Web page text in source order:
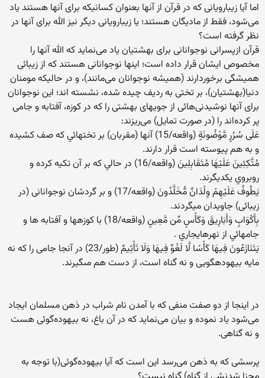
اما آیا زیبارویانی که در قرآن از آنها بعنوان کسانیکه برای آنها هستند یاد
می‌شود، فقط از مادیگان هستند؛ یا زیبارویانی دیگر نیز الله برای آنها در
نظر گرفته است؟
قرآن ازپسرانی نوجوانانی برای بهشتیان یاد می‌نماید که الله آنها را
مخصوص ایشان قرار داده است؛ اینها نوجوانانی هستند که از زیبائی
همیشگی برخوردارند (همیشه نوجوانان می‌مانند)، و در حالیکه مومنان
دنیا(بهشتیان)، بر تختی به ردیف چیده شده، نشسته اند؛ این نوجوانان
برای آنها نوشیدنی‌هائی از جویهای بهشتی را که در کوزه، آفتابه و جامی
پر کرده‌اند را (در صورت تمایل) می‌ریزند:
عَلَى سُرُرٍ مَّوْضُونَةٍ (واقعه/15) آنها (مقربان) بر تختهائي كه صف كشيده
و به هم پيوسته است قرار دارند.
مُتَّكِئِينَ عَلَيْهَا مُتَقَابِلِينَ (واقعه/16) در حالي كه بر آن تكيه كرده و
روبروي يكديگرند.
يَطُوفُ عَلَيْهِمْ وِلْدَانٌ مُّخَلَّدُونَ (واقعه/17) و بر گردشان نوجوانانی (در
زیبائی) جاویدان میگردند.
بِأَكْوَابٍ وَأَبَارِيقَ وَكَأْسٍ مِّن مَّعِينٍ (واقعه/18) با كوزه‏ها و آفتابه ها و
جامهائي از نهرهايجاري .
يَتَنَازَعُونَ فِيهَا كَأْسًا لَّا لَغْوٌ فِيهَا وَلَا تَأْثِيمٌ (طور/23) در آنجا جامى را كه نه
مايه بيهوده‏گويى و نه گناه است، از دست هم مى‏گيرند.
در اینجا از دو صفت منفی که با آمدن نام شراب در ذهن مسلمان ایجاد
می‌شود یاد نموده و بیان می‌نماید که در آن باغ، نه بیهوده‌گوئی هست
و نه گناهی.
پرسشی که به ذهن می‌رسد این است که آیا بیهوده‌گوئی(با توجه به